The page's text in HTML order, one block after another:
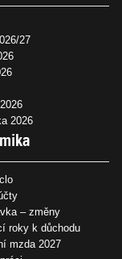
27
2026
– změny
roky k důchodu
mzda 2027